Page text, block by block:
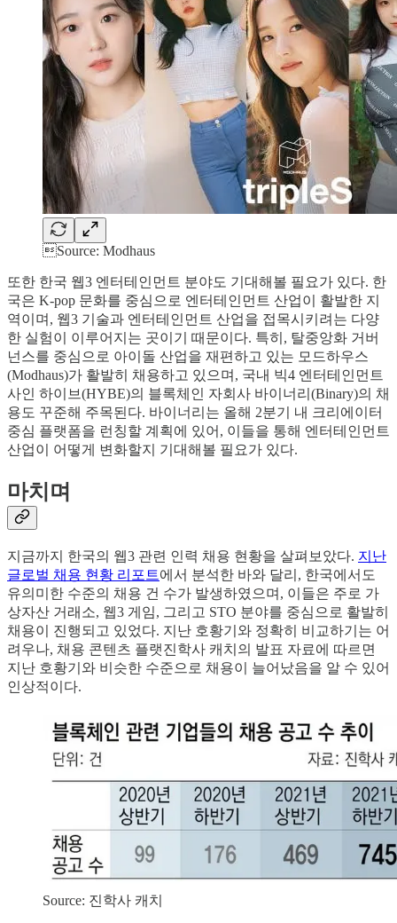
Source: Modhaus
또한 한국 웹3 엔터테인먼트 분야도 기대해볼 필요가 있다. 한
국은 K-pop 문화를 중심으로 엔터테인먼트 산업이 활발한 지
역이며, 웹3 기술과 엔터테인먼트 산업을 접목시키려는 다양
한 실험이 이루어지는 곳이기 때문이다. 특히, 탈중앙화 거버
넌스를 중심으로 아이돌 산업을 재편하고 있는 모드하우스
(Modhaus)가 활발히 채용하고 있으며, 국내 빅4 엔터테인먼트
사인 하이브(HYBE)의 블록체인 자회사 바이너리(Binary)의 채
용도 꾸준해 주목된다. 바이너리는 올해 2분기 내 크리에이터
중심 플랫폼을 런칭할 계획에 있어, 이들을 통해 엔터테인먼트
산업이 어떻게 변화할지 기대해볼 필요가 있다.
마치며
지금까지 한국의 웹3 관련 인력 채용 현황을 살펴보았다. 지난
글로벌 채용 현황 리포트에서 분석한 바와 달리, 한국에서도
유의미한 수준의 채용 건 수가 발생하였으며, 이들은 주로 가
상자산 거래소, 웹3 게임, 그리고 STO 분야를 중심으로 활발히
채용이 진행되고 있었다. 지난 호황기와 정확히 비교하기는 어
려우나, 채용 콘텐츠 플랫진학사 캐치의 발표 자료에 따르면
지난 호황기와 비슷한 수준으로 채용이 늘어났음을 알 수 있어
인상적이다.
Source: 진학사 캐치